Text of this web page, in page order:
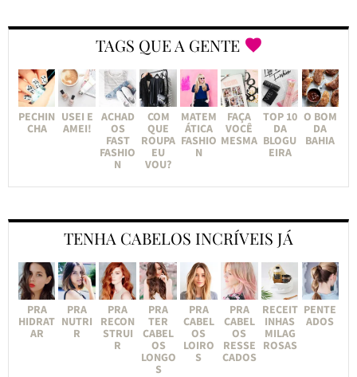
TAGS QUE A GENTE
PECHIN
CHA
USEI E
AMEI!
ACHAD
OS
FAST
FASHIO
N
COM
QUE
ROUPA
EU
VOU?
MATEM
ÁTICA
FASHIO
N
FAÇA
VOCÊ
MESMA
TOP 10
DA
BLOGU
EIRA
O BOM
DA
BAHIA
TENHA CABELOS INCRÍVEIS JÁ
PRA
HIDRAT
AR
PRA
NUTRI
R
PRA
RECON
STRUI
R
PRA
TER
CABEL
OS
LONGO
S
PRA
CABEL
OS
LOIRO
S
PRA
CABEL
OS
RESSE
CADOS
RECEIT
INHAS
MILAG
ROSAS
PENTE
ADOS